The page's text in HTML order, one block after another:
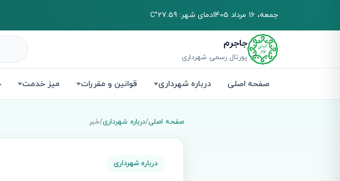
جمعه، 16 مرداد 1405 دمای شهر: 27.59°C
جاجرم
پورتال رسمی شهرداری
صفحه اصلی درباره شهرداری قوانین و مقررات میز خدمت
صفحه اصلی/درباره شهرداری/خبر
درباره شهرداری